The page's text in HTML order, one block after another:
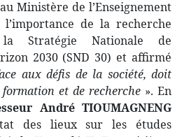
Ministère de l’Enseignement
de la recherche
Stratégie Nationale de
2030 (SND 30) et affirmé
aux défis de la société, doit
et de recherche ». En
André TIOUMAGNENG
des lieux sur les études